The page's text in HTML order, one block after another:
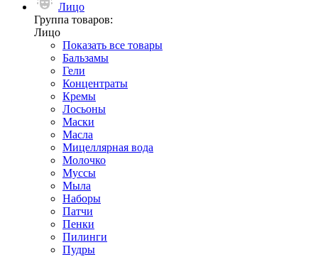
Лицо
Группа товаров:
Лицо
Показать все товары
Бальзамы
Гели
Концентраты
Кремы
Лосьоны
Маски
Масла
Мицеллярная вода
Молочко
Муссы
Мыла
Наборы
Патчи
Пенки
Пилинги
Пудры